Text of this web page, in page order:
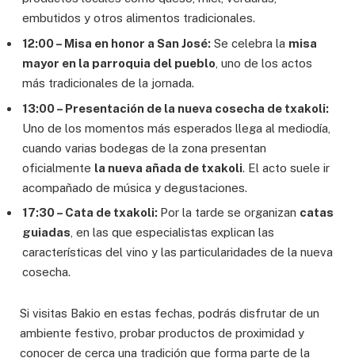
embutidos y otros alimentos tradicionales.
12:00 – Misa en honor a San José: Se celebra la misa
mayor en la parroquia del pueblo , uno de los actos
más tradicionales de la jornada.
13:00 – Presentación de la nueva cosecha de txakoli:
Uno de los momentos más esperados llega al mediodía,
cuando varias bodegas de la zona presentan
oficialmente la nueva añada de txakoli. El acto suele ir
acompañado de música y degustaciones.
17:30 – Cata de txakoli: Por la tarde se organizan catas
guiadas , en las que especialistas explican las
características del vino y las particularidades de la nueva
cosecha.
Si visitas Bakio en estas fechas, podrás disfrutar de un
ambiente festivo, probar productos de proximidad y
conocer de cerca una tradición que forma parte de la